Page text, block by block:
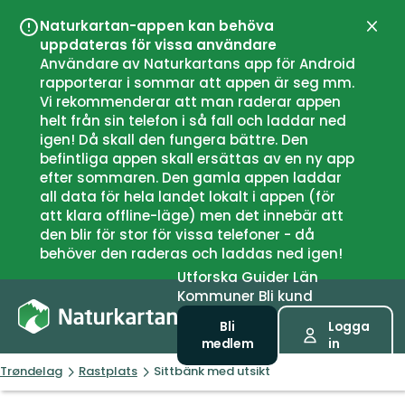
Naturkartan-appen kan behöva
uppdateras för vissa användare
Användare av Naturkartans app för Android
rapporterar i sommar att appen är seg mm.
Vi rekommenderar att man raderar appen
helt från sin telefon i så fall och laddar ned
igen! Då skall den fungera bättre. Den
befintliga appen skall ersättas av en ny app
efter sommaren. Den gamla appen laddar
all data för hela landet lokalt i appen (för
att klara offline-läge) men det innebär att
den blir för stor för vissa telefoner - då
behöver den raderas och laddas ned igen!
UtforskaGuiderLän
Kommuner Bli kund
Bli
medlem
Logga
in
Trøndelag Rastplats Sittbänk med utsikt